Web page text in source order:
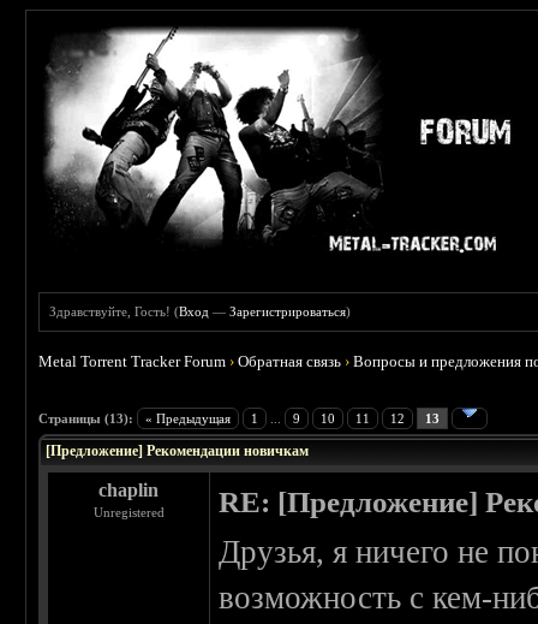
Здравствуйте, Гость! (Вход —Зарегистрироваться)
Metal Torrent Tracker Forum ›Обратная связь ›Вопросы и предложения
Страницы (13): « Предыдущая 1 9 10 11 12 13
[Предложение] Рекомендации новичкам
chaplin
Unregistered RE: [Предложение]
Друзья, я ничего не
возможность с кем-